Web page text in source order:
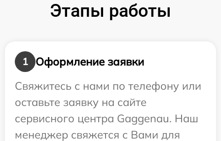
Этапы работы
1
Оформление заявки
Свяжитесь с нами по телефону или
оставьте заявку на сайте
сервисного центра Gaggenau. Наш
менеджер свяжется с Вами для